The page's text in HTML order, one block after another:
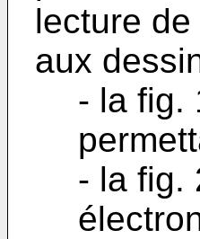
lecture
aux
- la fig.
- la fig.